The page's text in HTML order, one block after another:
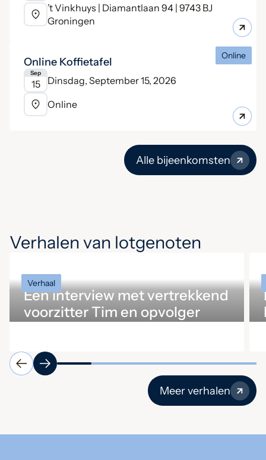
’t Vinkhuys | Diamantlaan 94 | 9743 BJ
Groningen
Online Koffietafel
Sep
15
Dinsdag, September 15, 2026
Online
Online
Alle bijeenkomsten
Verhalen van lotgenoten
Verhaal
Een interview met vertrekkend
voorzitter Tim en opvolger
Meer verhalen